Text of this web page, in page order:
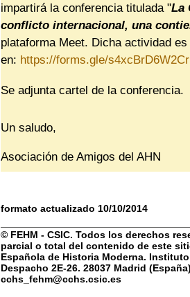
impartirá la conferencia titulada "La
conflicto internacional, una
plataforma Meet. Dicha actividad
en: https://forms.gle/
Se adjunta cartel de la conferencia.
Un saludo,
Asociación de Amigos del AHN
formato actualizado 10/10/2014
© FEHM - CSIC. Todos los derechos
parcial o total del contenido de este
Española de Historia Moderna. Instituto
Despacho 2E-26. 28037 Madrid
cchs_fehm@cchs.csic.es